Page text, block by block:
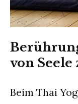
von Seele
Beim Thai